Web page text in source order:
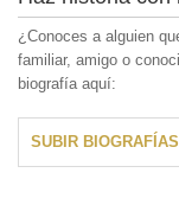
¿Conoces a alguien
familiar, amigo o
biografía aquí:
SUBIR BIOGRAFÍAS